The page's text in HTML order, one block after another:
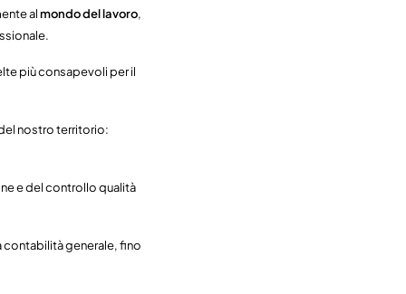
almondo del lavoro,
più consapevoli per il
nostro territorio:
e del controllo qualità
contabilità generale, fino